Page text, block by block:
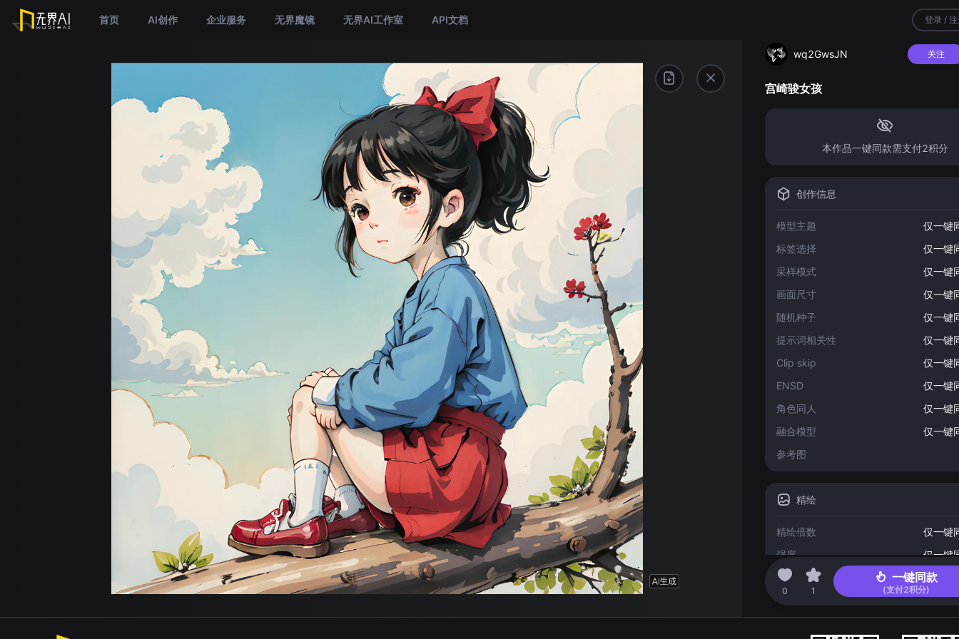
首页 AI创作 企业服务 无界魔镜 无界AI工作室 API文档 登录 /
wq2GwsJN 关注
宫崎骏女孩
本作品一键同款需支付2积分
创作信息
模型主题
仅一键
标签选择
仅一键
采样模式
仅一键
画面尺寸
仅一键
随机种子
仅一键
提示词相关性
仅一键
Clip skip
仅一键
ENSD
仅一键
角色同人
仅一键
融合模型
仅一键
参考图
精绘
精绘倍数
仅一键
强度
仅一键
2023-04-18 17:31
0 1
一键同款
(支付2积分)